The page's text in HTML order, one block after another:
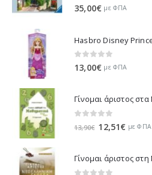
0out of 5
35,00€ με ΦΠΑ
0out of 5
13,00€ με ΦΠΑ
out of 5
13,90€ Original
13,90€.
12,51€ Η
είναι:
με ΦΠΑ